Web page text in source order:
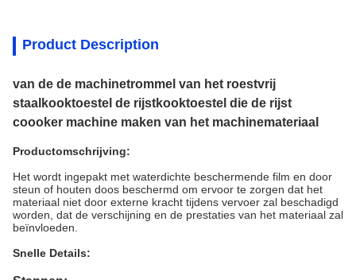
Product Description
van de de machinetrommel van het roestvrij
staalkooktoestel de rijstkooktoestel die de rijst
coooker machine maken van het machinemateriaal
Productomschrijving:
Het wordt ingepakt met waterdichte beschermende film en door
steun of houten doos beschermd om ervoor te zorgen dat het
materiaal niet door externe kracht tijdens vervoer zal beschadigd
worden, dat de verschijning en de prestaties van het materiaal zal
beïnvloeden.
Snelle Details: